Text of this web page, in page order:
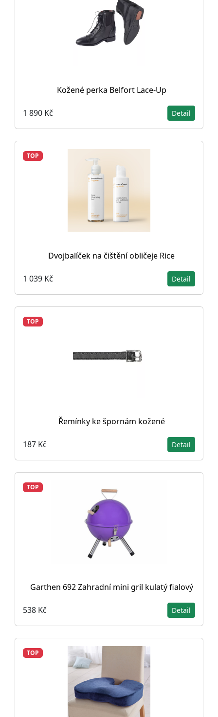
Kožené perka Belfort Lace-Up
1 890 Kč Detail
TOP
Dvojbalíček na čištění obličeje Rice
1 039 Kč Detail
TOP
Řemínky ke špornám kožené
187 Kč Detail
TOP
Garthen 692 Zahradní mini gril kulatý fialový
538 Kč Detail
TOP